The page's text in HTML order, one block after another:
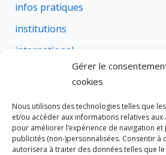
Gérer le
cookies
Nous utilisons des technologies telles que
et/ou accéder aux informations relatives
pour améliorer l’expérience de navigation
publicités (non-)personnalisées. Consentir à
autorisera à traiter des données telles que
infos pratiques
institutions
international
rural
social